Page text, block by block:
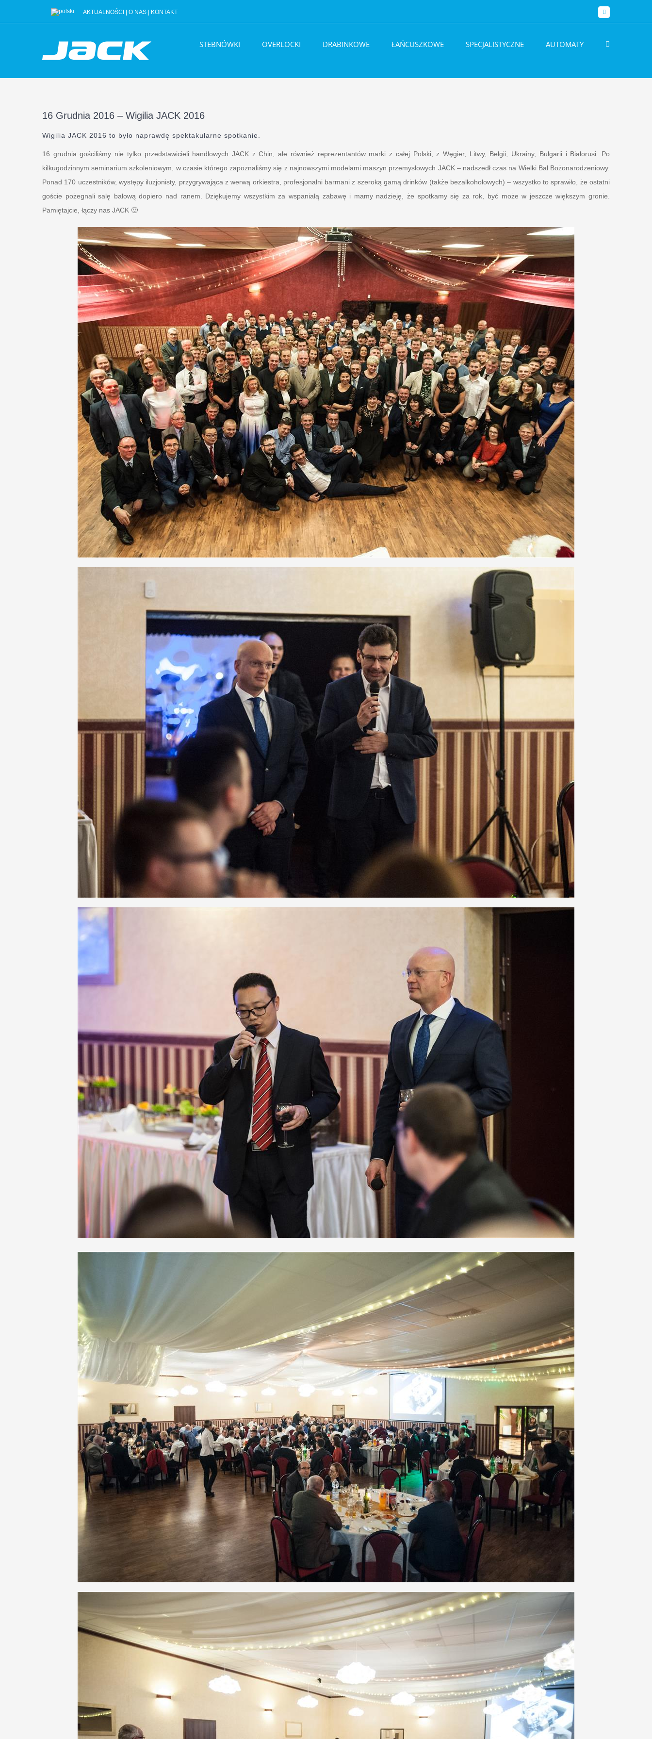
AKTUALNOŚCI O NAS KONTAKT Facebook
STEBNÓWKI OVERLOCKI DRABINKOWE ŁAŃCUSZKOWE SPECJALISTYCZNE AUTOMATY
16 Grudnia 2016 – Wigilia JACK 2016
Wigilia JACK 2016 to było naprawdę spektakularne spotkanie.
16 grudnia gościliśmy nie tylko przedstawicieli handlowych JACK z Chin, ale również reprezentantów marki z całej Polski, z Węgier, Litwy, Belgii, Ukrainy, Bułgarii i Białorusi. Po
kilkugodzinnym seminarium szkoleniowym, w czasie którego zapoznaliśmy się z najnowszymi modelami maszyn przemysłowych JACK – nadszedł czas na Wielki Bal Bożonarodzeniowy.
Ponad 170 uczestników, występy iluzjonisty, przygrywająca z werwą orkiestra, profesjonalni barmani z szeroką gamą drinków (także bezalkoholowych) – wszystko to sprawiło, że ostatni
goście pożegnali salę balową dopiero nad ranem. Dziękujemy wszystkim za wspaniałą zabawę i mamy nadzieję, że spotkamy się za rok, być może w jeszcze większym gronie.
Pamiętajcie, łączy nas JACK 🙂